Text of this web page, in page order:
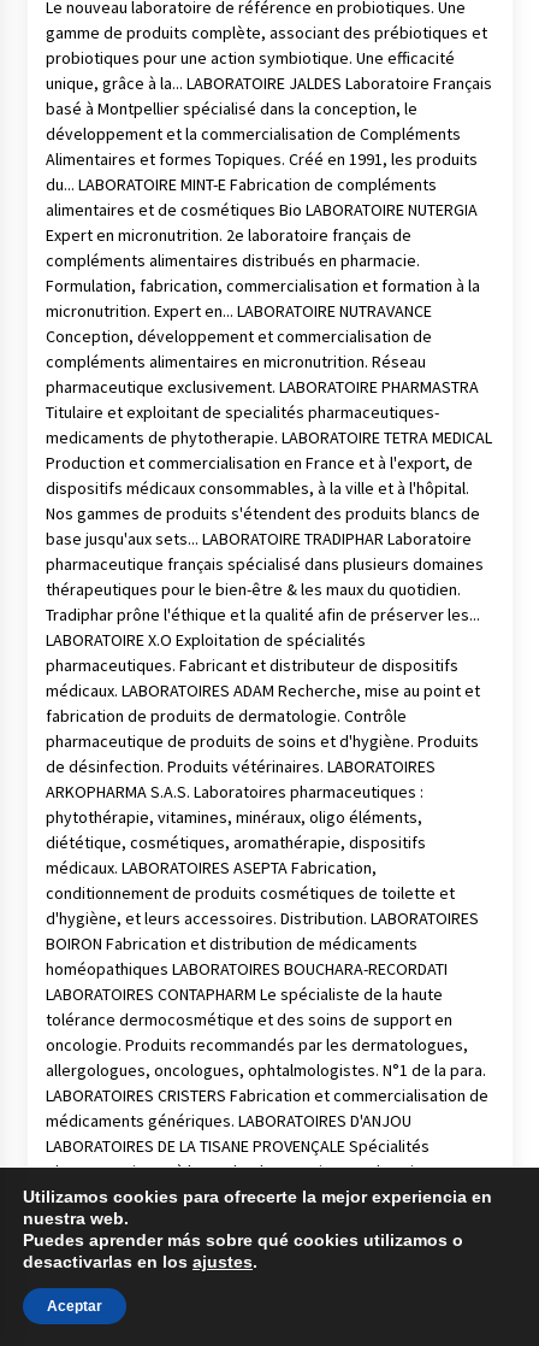
Utilizamos cookies para ofrecerte la mejor experiencia en
nuestra web.
Puedes aprender más sobre qué cookies utilizamos o
desactivarlas en los ajustes.
Aceptar